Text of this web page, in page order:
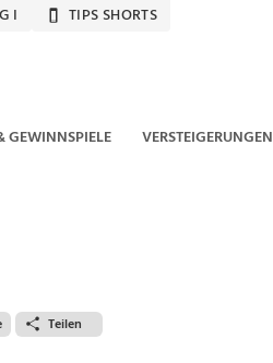
I TIPS SHORTS
GEWINNSPIELE VERSTEIGERUNGEN
Teilen